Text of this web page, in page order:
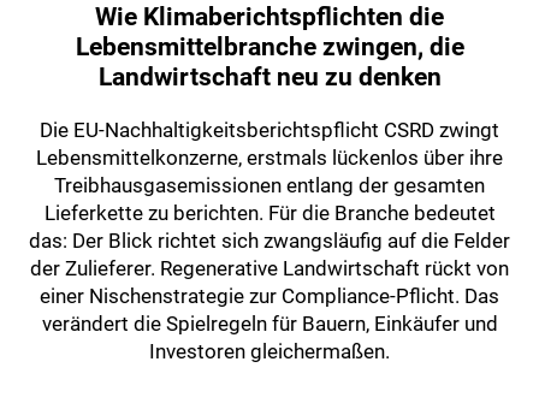
Wie Klimaberichtspflichten die
Lebensmittelbranche zwingen, die
Landwirtschaft neu zu denken
Die EU-Nachhaltigkeitsberichtspflicht CSRD zwingt
Lebensmittelkonzerne, erstmals lückenlos über ihre
Treibhausgasemissionen entlang der gesamten
Lieferkette zu berichten. Für die Branche bedeutet
das: Der Blick richtet sich zwangsläufig auf die Felder
der Zulieferer. Regenerative Landwirtschaft rückt von
einer Nischenstrategie zur Compliance-Pflicht. Das
verändert die Spielregeln für Bauern, Einkäufer und
Investoren gleichermaßen.